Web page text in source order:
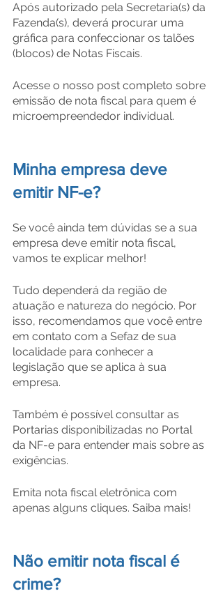
Após autorizado pela Secretaria(s) da
Fazenda(s), deverá procurar uma
gráfica para confeccionar os talões
(blocos) de Notas Fiscais.
Acesse o nosso post completo sobre
emissão de nota fiscal para quem é
microempreendedor individual.
Minha empresa deve
emitir NF-e?
Se você ainda tem dúvidas se a sua
empresa deve emitir nota fiscal,
vamos te explicar melhor!
Tudo dependerá da região de
atuação e natureza do negócio. Por
isso, recomendamos que você entre
em contato com a Sefaz de sua
localidade para conhecer a
legislação que se aplica à sua
empresa.
Também é possível consultar as
Portarias disponibilizadas no Portal
da NF-e para entender mais sobre as
exigências.
Emita nota fiscal eletrônica com
apenas alguns cliques. Saiba mais!
Não emitir nota fiscal é
crime?